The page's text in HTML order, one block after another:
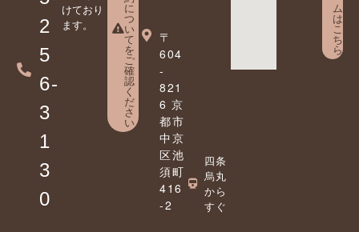
2
5
6-
3
1
3
0
けており
ます。
に
つ
い
て
を
ご
確
認
く
だ
さ
い
〒
604
-
821
6 京
都市
中京
区池
須町
416
-2
四条
烏丸
から
すぐ
ム
は
こ
ち
ら